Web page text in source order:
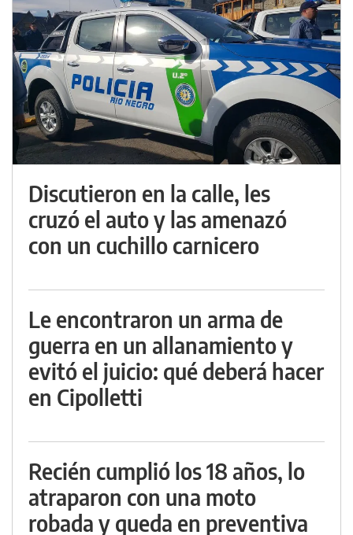
Discutieron en la calle, les
cruzó el auto y las amenazó
con un cuchillo carnicero
Le encontraron un arma de
guerra en un allanamiento y
evitó el juicio: qué deberá hacer
en Cipolletti
Recién cumplió los 18 años, lo
atraparon con una moto
robada y queda en preventiva